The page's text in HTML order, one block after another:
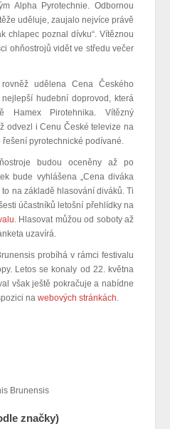
Alpha Pyrotechnie. Odbornou
uděluje, zaujalo nejvíce právě
chlapec poznal dívku“. Vítěznou
ohňostrojů vidět ve středu večer
udělena Cena Českého
hudební doprovod, která
Hamex Pirotehnika. Vítězný
odvezl i Cenu České televize na
pyrotechnické podívané.
budou oceněny až po
bude vyhlášena „Cena diváka
na základě hlasování diváků. Ti
účastníků letošní přehlídky na
. Hlasovat můžou od soboty až
uzavírá.
probíhá v rámci festivalu
Letos se konaly od 22. května
však ještě pokračuje a nabídne
na webových stránkách.
Brunensis
značky)